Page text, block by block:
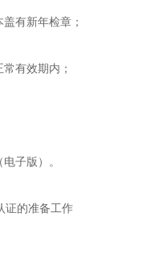
有新年检章；
有效期内；
子版）。
证的准备工作